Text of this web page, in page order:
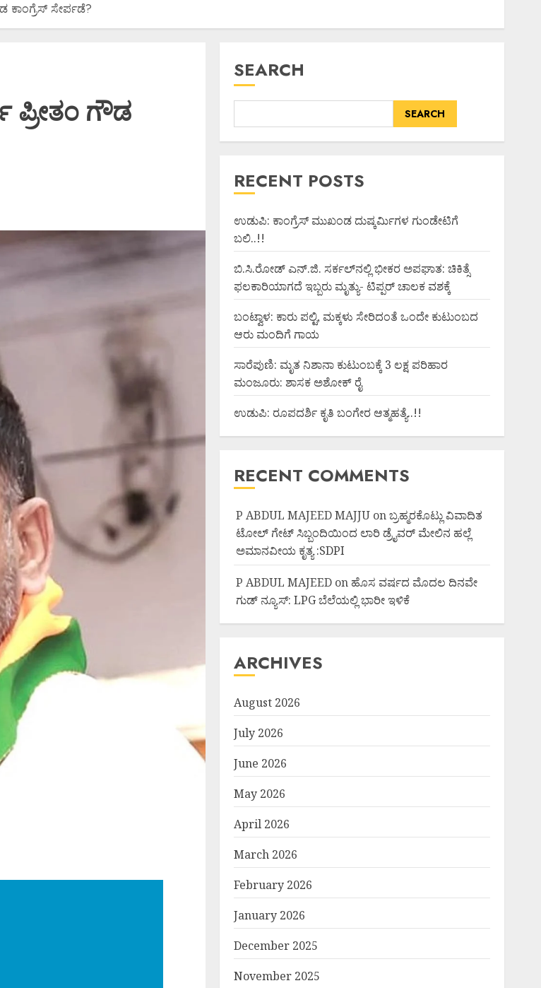
ಕಾಂಗ್ರೆಸ್ ಸೇರ್ಪಡೆ?
ಪ್ರೀತಂ ಗೌಡ
SEARCH
SEARCH
RECENT POSTS
ಉಡುಪಿ: ಕಾಂಗ್ರೆಸ್ ಮುಖಂಡ ದುಷ್ಕರ್ಮಿಗಳ ಗುಂಡೇಟಿಗೆ
ಬಲಿ..!!
ಬಿ.ಸಿ.ರೋಡ್ ಎನ್.ಜಿ. ಸರ್ಕಲ್‌ನಲ್ಲಿ ಭೀಕರ ಅಪಘಾತ: ಚಿಕಿತ್ಸೆ
ಫಲಕಾರಿಯಾಗದೆ ಇಬ್ಬರು ಮೃತ್ಯು- ಟಿಪ್ಪರ್ ಚಾಲಕ ವಶಕ್ಕೆ
ಬಂಟ್ವಾಳ: ಕಾರು ಪಲ್ಟಿ, ಮಕ್ಕಳು ಸೇರಿದಂತೆ ಒಂದೇ ಕುಟುಂಬದ
ಆರು ಮಂದಿಗೆ ಗಾಯ
ಸಾರೆಪುಣಿ: ಮೃತ ನಿಶಾನಾ ಕುಟುಂಬಕ್ಕೆ 3 ಲಕ್ಷ ಪರಿಹಾರ
ಮಂಜೂರು: ಶಾಸಕ ಅಶೋಕ್ ರೈ
ಉಡುಪಿ: ರೂಪದರ್ಶಿ ಕೃತಿ ಬಂಗೇರ ಆತ್ಮಹತ್ಯೆ..!!
RECENT COMMENTS
P ABDUL MAJEED MAJJUonಬ್ರಹ್ಮರಕೊಟ್ಲು ವಿವಾದಿತ
ಟೋಲ್ ಗೇಟ್ ಸಿಬ್ಬಂದಿಯಿಂದ ಲಾರಿ ಡ್ರೈವರ್ ಮೇಲಿನ ಹಲ್ಲೆ
ಅಮಾನವೀಯ ಕೃತ್ಯ :SDPI
P ABDUL MAJEEDon ಹೊಸ ವರ್ಷದ ಮೊದಲ ದಿನವೇ
ಗುಡ್ ನ್ಯೂಸ್: LPG ಬೆಲೆಯಲ್ಲಿ ಭಾರೀ ಇಳಿಕೆ
ARCHIVES
August 2026
July 2026
June 2026
May 2026
April 2026
March 2026
February 2026
January 2026
December 2025
November 2025